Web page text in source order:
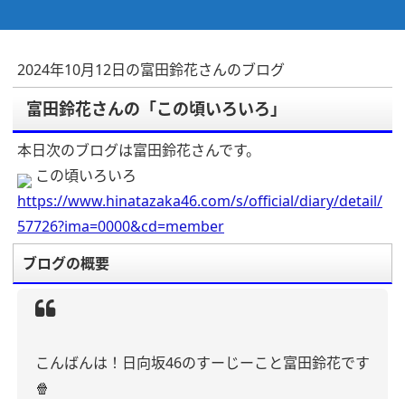
2024年10月12日の富田鈴花さんのブログ
富田鈴花さんの「この頃いろいろ」
本日次のブログは富田鈴花さんです。
この頃いろいろ
https://www.hinatazaka46.com/s/official/diary/detail/
57726?ima=0000&cd=member
ブログの概要
こんばんは！日向坂46のすーじーこと富田鈴花です
🍿